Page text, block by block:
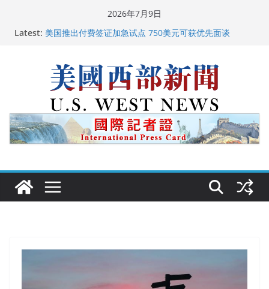
2026年7月9日
Latest: 美国推出付费签证加急试点 750美元可获优先面谈
美国最高法院维持“出生公民权” : 出生在美国就是美国
人！
中国驻美国大使谢锋邀请美国老教师罗纳德·萨科尔斯基
再次访华